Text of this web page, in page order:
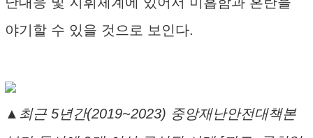
야기할 수 있을 것으로 보인다.
▲최근 5년간(2019~2023) 중앙재난안전대책본